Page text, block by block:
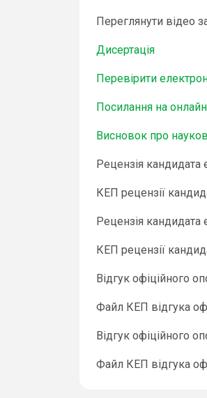
Переглянути відео
Дисертація
Перевірити
Посилання на
Висновок про
Рецензія
КЕП рецензії
Рецензія
КЕП рецензії
Відгук офіційного
Файл КЕП відгука
Відгук офіційного
Файл КЕП відгука